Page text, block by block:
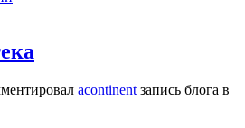
acontinent запись блога в